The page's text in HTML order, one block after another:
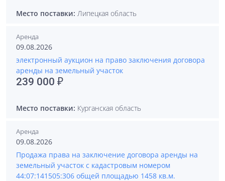
Место поставки: Липецкая область
Аренда
09.08.2026
электронный аукцион на право заключения договора
аренды на земельный участок
239 000 ₽
Место поставки: Курганская область
Аренда
09.08.2026
Продажа права на заключение договора аренды на
земельный участок с кадастровым номером
44:07:141505:306 общей площадью 1458 кв.м.